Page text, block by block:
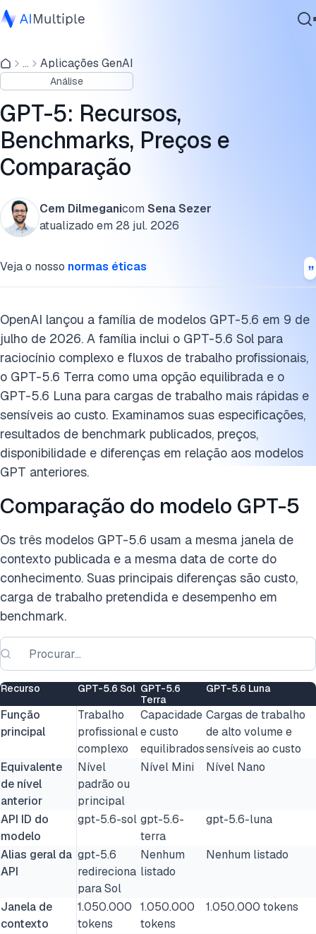
IA Agêntica
Segurança cibernética
Dados
Software Empresarial
Serviços
Contate-nos
... Aplicações GenAI
Análise
GPT-5: Recursos,
Benchmarks, Preços e
Comparação
Cem Dilmeganicom Sena Sezer
atualizado em 28 jul. 2026
Veja o nosso normas éticas
OpenAI lançou a família de modelos GPT-5.6 em 9 de
julho de 2026. A família inclui o GPT-5.6 Sol para
raciocínio complexo e fluxos de trabalho profissionais,
o GPT-5.6 Terra como uma opção equilibrada e o
GPT-5.6 Luna para cargas de trabalho mais rápidas e
sensíveis ao custo. Examinamos suas especificações,
resultados de benchmark publicados, preços,
disponibilidade e diferenças em relação aos modelos
GPT anteriores.
Comparação do modelo GPT-5
Os três modelos GPT-5.6 usam a mesma janela de
contexto publicada e a mesma data de corte do
conhecimento. Suas principais diferenças são custo,
carga de trabalho pretendida e desempenho em
benchmark.
Recurso GPT-5.6 Sol GPT-5.6
Terra
GPT-5.6 Luna
Função
principal
Trabalho
profissional
complexo
Capacidade
e custo
equilibrados
Cargas de trabalho
de alto volume e
sensíveis ao custo
Equivalente
de nível
anterior
Nível
padrão ou
principal
Nível Mini Nível Nano
API ID do
modelo
gpt-5.6-sol gpt-5.6-
terra
gpt-5.6-luna
Alias geral da
API
gpt-5.6
redireciona
para Sol
Nenhum
listado
Nenhum listado
Janela de
contexto
1.050.000
tokens
1.050.000
tokens
1.050.000 tokens
O Que Há de Diferente no GPT-5.6?
Resultados de Benchmark do GPT-5.6
Preços da API do GPT-5.6
Cite esta pesquisa